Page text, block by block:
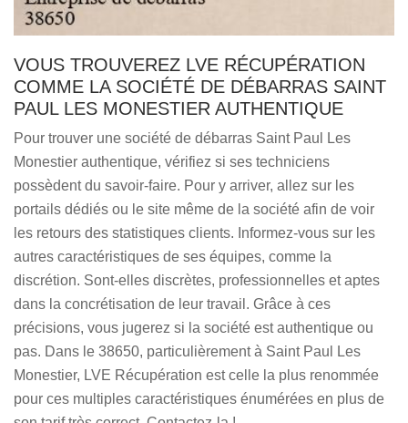
VOUS TROUVEREZ LVE RÉCUPÉRATION
COMME LA SOCIÉTÉ DE DÉBARRAS SAINT
PAUL LES MONESTIER AUTHENTIQUE
Pour trouver une société de débarras Saint Paul Les
Monestier authentique, vérifiez si ses techniciens
possèdent du savoir-faire. Pour y arriver, allez sur les
portails dédiés ou le site même de la société afin de voir
les retours des statistiques clients. Informez-vous sur les
autres caractéristiques de ses équipes, comme la
discrétion. Sont-elles discrètes, professionnelles et aptes
dans la concrétisation de leur travail. Grâce à ces
précisions, vous jugerez si la société est authentique ou
pas. Dans le 38650, particulièrement à Saint Paul Les
Monestier, LVE Récupération est celle la plus renommée
pour ces multiples caractéristiques énumérées en plus de